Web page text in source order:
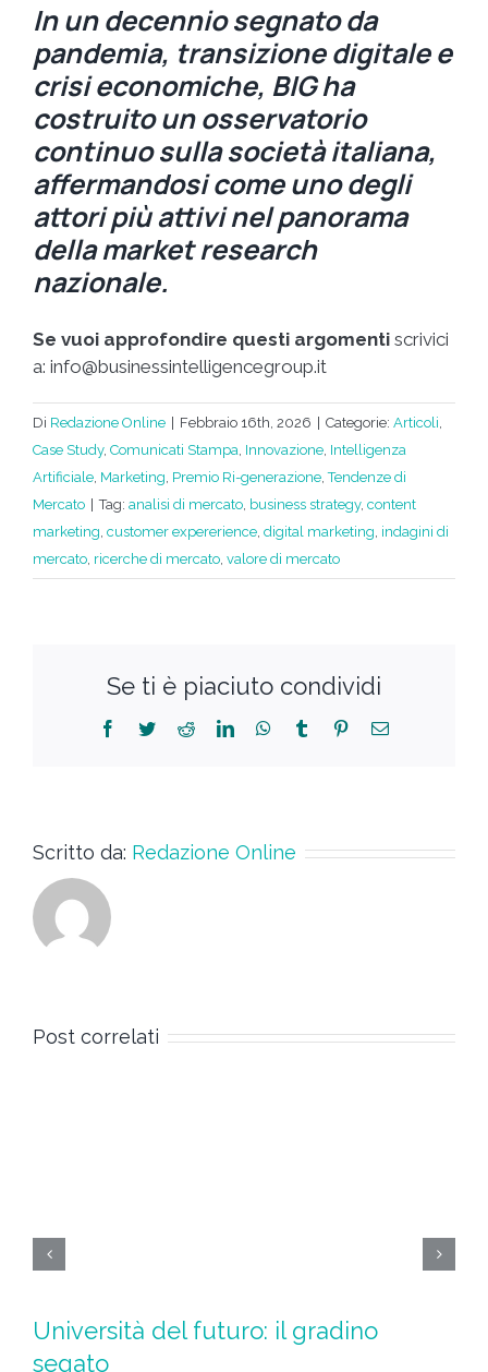
In un decennio segnato da
pandemia, transizione digitale e
crisi economiche, BIG ha
costruito un osservatorio
continuo sulla società italiana,
affermandosi come uno degli
attori più attivi nel panorama
della market research
nazionale.
Se vuoi approfondire questi argomenti scrivici
a: info@businessintelligencegroup.it
Di Redazione Online Febbraio 16th, 2026 Categorie: Articoli,
Case Study, Comunicati Stampa, Innovazione, Intelligenza
Artificiale, Marketing, Premio Ri-generazione,Tendenze di
Mercato
Tag: analisi di mercato, business strategy, content
marketing, customer expererience, digital marketing, indagini di
mercato, ricerche di mercato, valore di mercato
Se ti è piaciuto condividi
Scritto da: Redazione Online
Post correlati
Università del futuro: il gradino
segato